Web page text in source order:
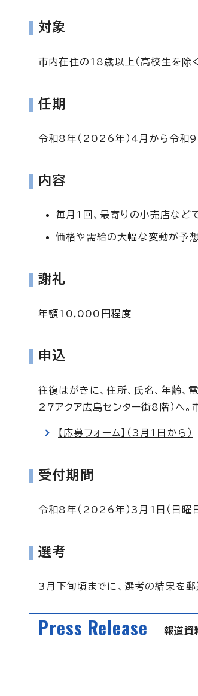
対象
市内在住の18歳以上（高校生を除く
任期
令和8年（2026年）4月から令和
内容
毎月1回、最寄りの小売店など
価格や需給の大幅な変動が予
謝礼
年額10,000円程度
申込
往復はがきに、住所、氏名、年齢
27アクア広島センター街8階）へ
【応募フォーム】（3月1日から）
受付期間
令和8年（2026年）3月1日（日曜日
選考
3月下旬頃までに、選考の結果を
Press Release 報道資